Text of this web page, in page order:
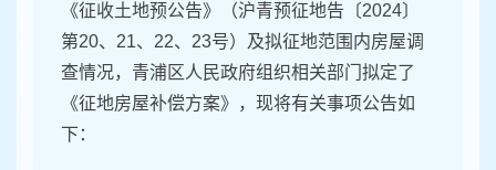
《征收土地预公告》（沪青预征地告〔2024〕
第20、21、22、23号）及拟征地范围内房屋调
查情况，青浦区人民政府组织相关部门拟定了
《征地房屋补偿方案》，现将有关事项公告如
下：